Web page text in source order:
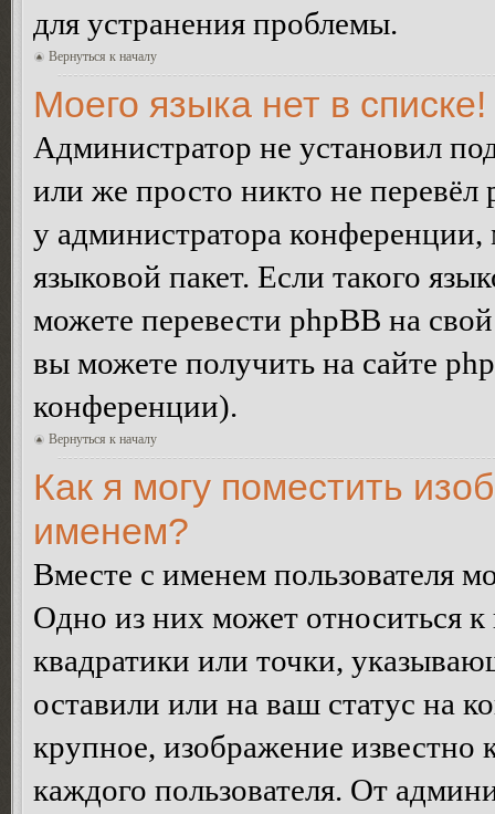
для устранения проблемы.
Вернуться к началу
Моего языка нет в списке!
Администратор не установил
или же просто никто не
у администратора
языковой пакет. Если такого
можете перевести phpBB на
вы можете получить на сайте
конференции).
Вернуться к началу
Как я могу поместить
именем?
Вместе с именем пользователя
Одно из них может относиться
квадратики или точки,
оставили или на ваш статус на
крупное, изображение известно
каждого пользователя. От